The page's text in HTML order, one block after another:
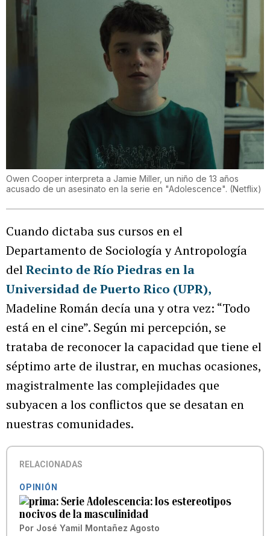
Owen Cooper interpreta a Jamie Miller, un niño de 13 años
acusado de un asesinato en la serie en "Adolescence". (Netflix)
Cuando dictaba sus cursos en el
Departamento de Sociología y Antropología
delRecinto de Río Piedras en la
Universidad de Puerto Rico (UPR),
Madeline Román decía una y otra vez: “Todo
está en el cine”. Según mi percepción, se
trataba de reconocer la capacidad que tiene el
séptimo arte de ilustrar, en muchas ocasiones,
magistralmente las complejidades que
subyacen a los conflictos que se desatan en
nuestras comunidades.
RELACIONADAS
OPINIÓN
Serie Adolescencia: los estereotipos
nocivos de la masculinidad
Por José Yamil Montañez Agosto